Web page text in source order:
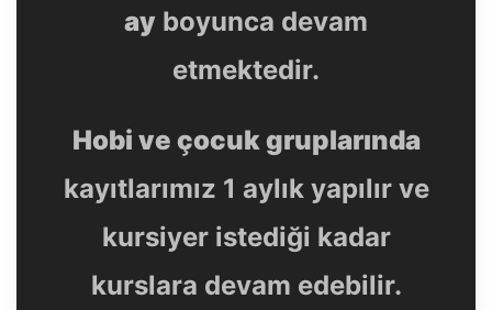
ay boyunca devam
etmektedir.
Hobi ve çocuk gruplarında
kayıtlarımız 1 aylık yapılır ve
kursiyer istediği kadar
kurslara devam edebilir.